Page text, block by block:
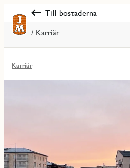
Till bostäderna
/ Karriär
Karriär